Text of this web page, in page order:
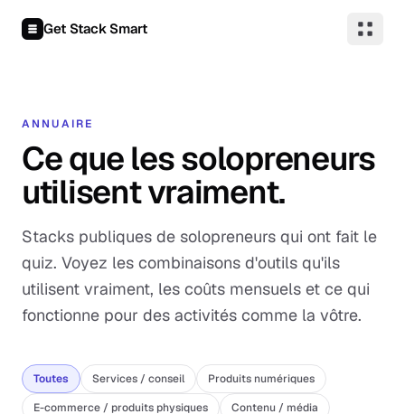
Get Stack Smart
ANNUAIRE
Ce que les solopreneurs
utilisent vraiment.
Stacks publiques de solopreneurs qui ont fait le
quiz. Voyez les combinaisons d'outils qu'ils
utilisent vraiment, les coûts mensuels et ce qui
fonctionne pour des activités comme la vôtre.
Toutes Services / conseil
Produits numériques
E-commerce / produits physiques
Contenu / média